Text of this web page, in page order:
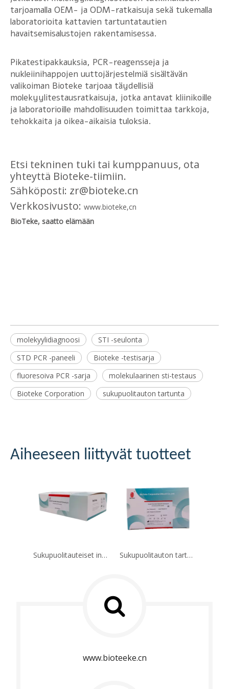
tarjoamalla OEM- ja ODM-ratkaisuja sekä tukemalla
laboratorioita kattavien tartuntatautien
havaitsemisalustojen rakentamisessa.
Pikatestipakkauksia, PCR-reagensseja ja
nukleiinihappojen uuttojärjestelmiä sisältävän
valikoiman Bioteke tarjoaa täydellisiä
molekyylitestausratkaisuja, jotka antavat kliinikoille
ja laboratorioille mahdollisuuden toimittaa tarkkoja,
tehokkaita ja oikea-aikaisia ​​tuloksia.
Etsi tekninen tuki tai kumppanuus, ota
yhteyttä Bioteke-tiimiin.
Sähköposti: zr@bioteke.cn
Verkkosivusto: www.bioteke,cn
BioTeke, saatto elämään
molekyylidiagnoosi
STI -seulonta
STD PCR -paneeli
Bioteke -testisarja
fluoresoiva PCR -sarja
molekulaarinen sti-testaus
Bioteke Corporation
sukupuolitauton tartunta
Aiheeseen liittyvät tuotteet
Sukupuolitauteiset infektiot (STIS) seulontapakkaus PR2026-ST01 (Fluoresence PCR -menetelmä) Sukupuolitauton tartunnan (STI) seulontapakkaus PR2026-ST02 (Fluoresence PCR -menetelmä)
www.bioteeke.cn